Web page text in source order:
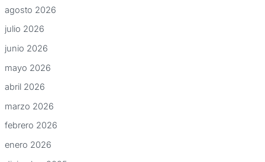
agosto 2026
julio 2026
junio 2026
mayo 2026
abril 2026
marzo 2026
febrero 2026
enero 2026